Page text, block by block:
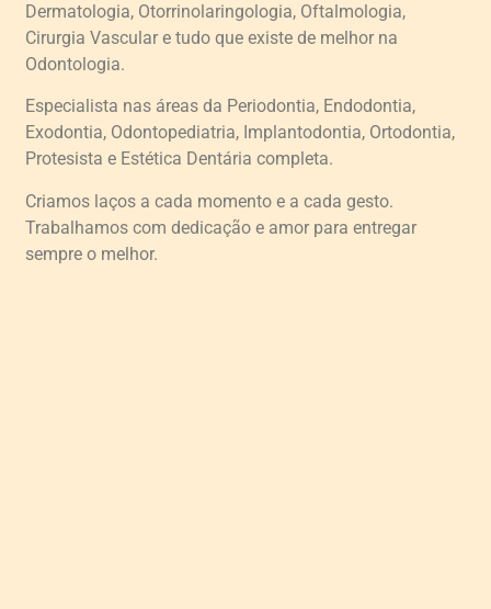
Dermatologia, Otorrinolaringologia, Oftalmologia,
Cirurgia Vascular e tudo que existe de melhor na
Odontologia.
Especialista nas áreas da Periodontia, Endodontia,
Exodontia, Odontopediatria, Implantodontia, Ortodontia,
Protesista e Estética Dentária completa.
Criamos laços a cada momento e a cada gesto.
Trabalhamos com dedicação e amor para entregar
sempre o melhor.